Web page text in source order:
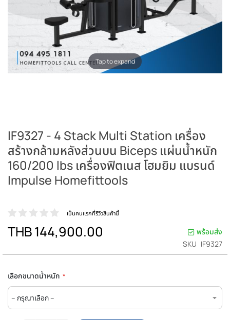
Tap to expand
IF9327 - 4 Stack Multi Station เครื่อง
สร้างกล้ามหลังส่วนบน Biceps แผ่นน้ำหนัก
160/200 lbs เครื่องฟิตเนส โฮมยิม แบรนด์
Impulse Homefittools
เป็นคนแรกที่รีวิวสินค้านี้
THB 144,900.00
พร้อมส่ง
SKU IF9327
เลือกขนาดน้ำหนัก